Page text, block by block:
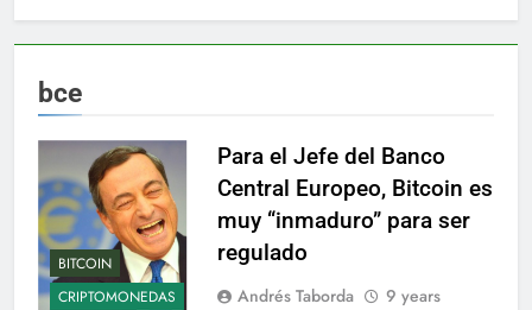
bce
BITCOIN
CRIPTOMONEDAS
Para el Jefe del Banco
Central Europeo, Bitcoin es
muy “inmaduro” para ser
regulado
Andrés Taborda
9 years